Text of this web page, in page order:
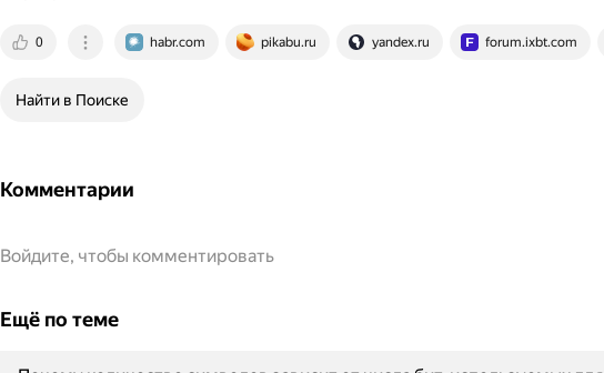
0 habr.com pikabu.ru yandex.ru forum.ixbt.com
Найти в Поиске
Комментарии
Войдите, чтобы комментировать
Ещё по теме